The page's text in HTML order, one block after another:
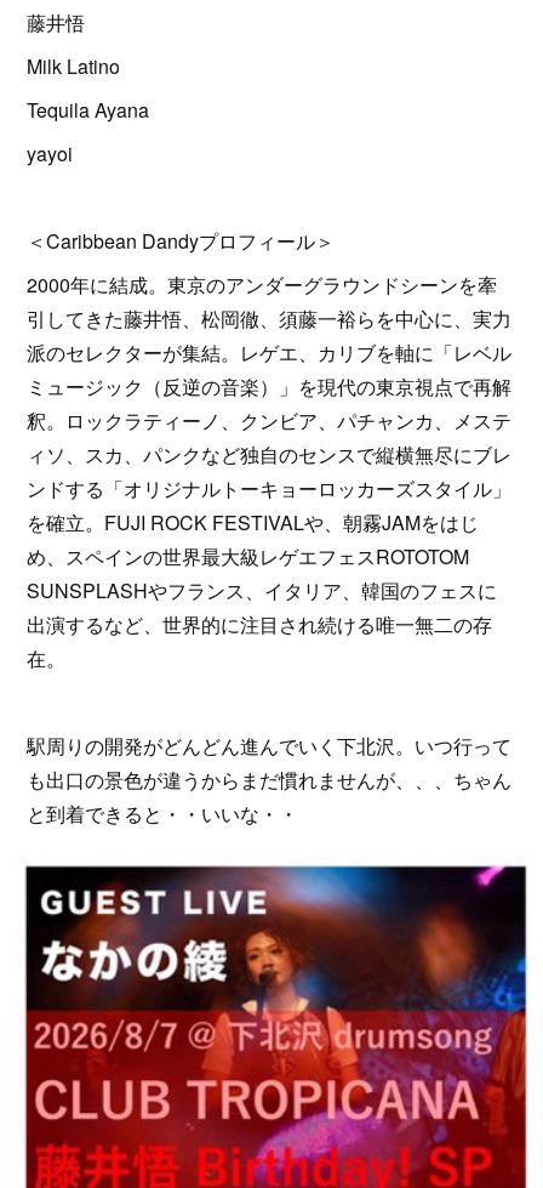
藤井悟
Milk Latino
Tequila Ayana
yayoi
＜Caribbean Dandyプロフィール＞
2000年に結成。東京のアンダーグラウンドシーンを牽
引してきた藤井悟、松岡徹、須藤一裕らを中心に、実力
派のセレクターが集結。レゲエ、カリブを軸に「レベル
ミュージック（反逆の音楽）」を現代の東京視点で再解
釈。ロックラティーノ、クンビア、パチャンカ、メステ
ィソ、スカ、パンクなど独自のセンスで縦横無尽にブレ
ンドする「オリジナルトーキョーロッカーズスタイル」
を確立。FUJI ROCK FESTIVALや、朝霧JAMをはじ
め、スペインの世界最大級レゲエフェスROTOTOM
SUNSPLASHやフランス、イタリア、韓国のフェスに
出演するなど、世界的に注目され続ける唯一無二の存
在。
駅周りの開発がどんどん進んでいく下北沢。いつ行って
も出口の景色が違うからまだ慣れませんが、、、ちゃん
と到着できると・・いいな・・